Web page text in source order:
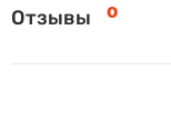
Отзывы 0